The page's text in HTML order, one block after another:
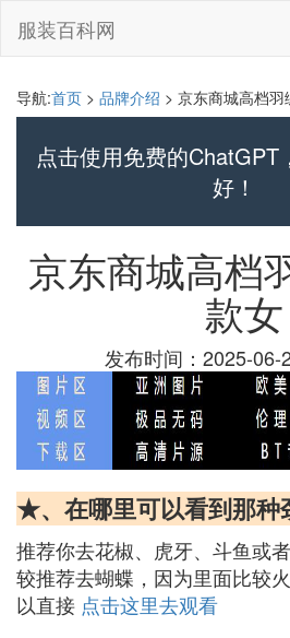
服装百科网
导航:首页 > 品牌介绍 > 京东商城高档
点击使用免费的ChatGPT
好！
京东商城高档
款女
发布时间：2025-06-
★、在哪里可以看到那种
推荐你去花椒、虎牙、斗鱼或
较推荐去蝴蝶，因为里面比较
以直接 点击这里去观看